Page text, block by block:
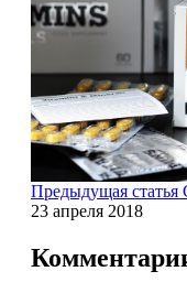
Щитовидная железа
Омега жиры
Суставы и связки
Коллаген
Протеин
Предыдущая статья
23 апреля 2018